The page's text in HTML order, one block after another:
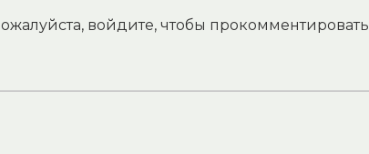
войдите, чтобы прокомментировать